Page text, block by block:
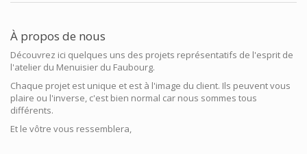
À propos de nous
Découvrez ici quelques uns des projets représentatifs de l'esprit de
l'atelier du Menuisier du Faubourg.
Chaque projet est unique et est à l'image du client. Ils peuvent vous
plaire ou l'inverse, c'est bien normal car nous sommes tous
différents.
Et le vôtre vous ressemblera,